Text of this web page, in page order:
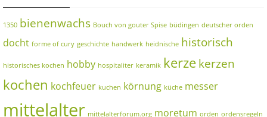
1350 bienenwachs Bouch von gouter Spise büdingen deutscher orden
docht forme of cury geschichte handwerk heidnische historisch
historisches kochen hobby hospitaliter keramik kerzekerzen
kochen kochfeuer kuchen körnung küche messer
mittelalter mittelalterforum.org moretum orden ordensregeln